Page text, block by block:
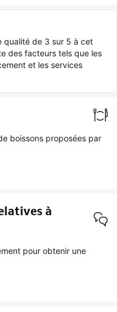
qualité de 3 sur 5 à cet
des facteurs tels que les
et les services
boissons proposées par
à
pour obtenir une